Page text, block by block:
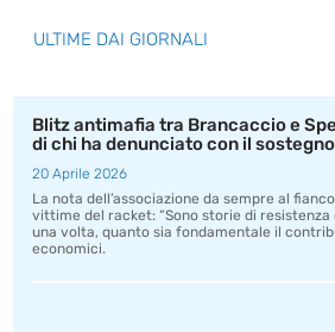
ULTIME DAI GIORNALI
Blitz antimafia tra Brancaccio e
di chi ha denunciato con il
20 Aprile 2026
La nota dell’associazione da sempre al
vittime del racket: “Sono storie di
una volta, quanto sia fondamentale il
economici.